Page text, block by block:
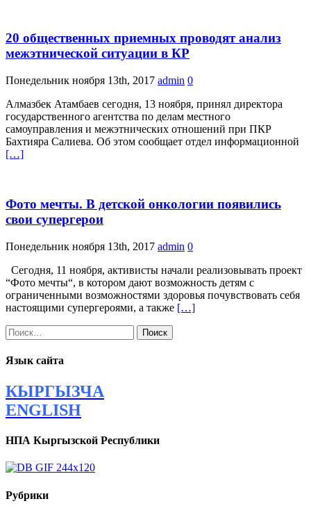
20 общественных приемных проводят анализ
межэтнической ситуации в КР
Понедельник ноября 13th, 2017 admin 0
Алмазбек Атамбаев сегодня, 13 ноября, принял директора
государственного агентства по делам местного
самоуправления и межэтнических отношений при ПКР
Бахтияра Салиева. Об этом сообщает отдел информационной
[…]
Фото мечты. В детской онкологии появились
свои супергерои
Понедельник ноября 13th, 2017 admin 0
Сегодня, 11 ноября, активисты начали реализовывать проект
“Фото мечты“, в котором дают возможность детям с
ограниченными возможностями здоровья почувствовать себя
настоящими супергероями, а также […]
Найти:
Язык сайта
КЫРГЫЗЧА
ENGLISH
НПА Кыргызской Республики
Рубрики